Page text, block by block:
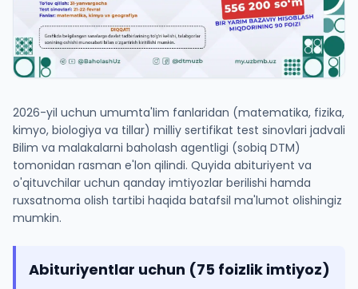
2026-yil uchun umumta'lim fanlaridan (matematika, fizika,
kimyo, biologiya va tillar) milliy sertifikat test sinovlari jadvali
Bilim va malakalarni baholash agentligi (sobiq DTM)
tomonidan rasman e'lon qilindi. Quyida abituriyent va
o'qituvchilar uchun qanday imtiyozlar berilishi hamda
ruxsatnoma olish tartibi haqida batafsil ma'lumot olishingiz
mumkin.
Abituriyentlar uchun (75 foizlik imtiyoz)